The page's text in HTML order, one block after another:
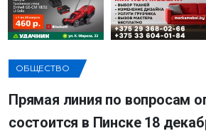
ОБЩЕСТВО
Прямая линия по вопросам
состоится в Пинске 18